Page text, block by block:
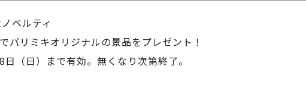
パリミキオリジナルの景品をプレゼント！
（日）まで有効。無くなり次第終了。